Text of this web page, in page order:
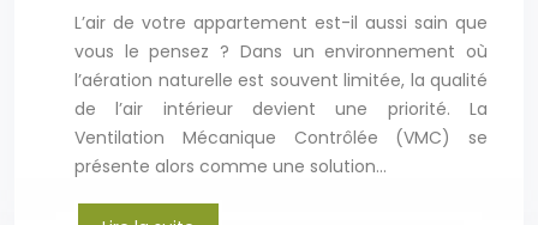
L’air de votre appartement est-il aussi sain que
vous le pensez ? Dans un environnement où
l’aération naturelle est souvent limitée, la qualité
de l’air intérieur devient une priorité. La
Ventilation Mécanique Contrôlée (VMC) se
présente alors comme une solution…